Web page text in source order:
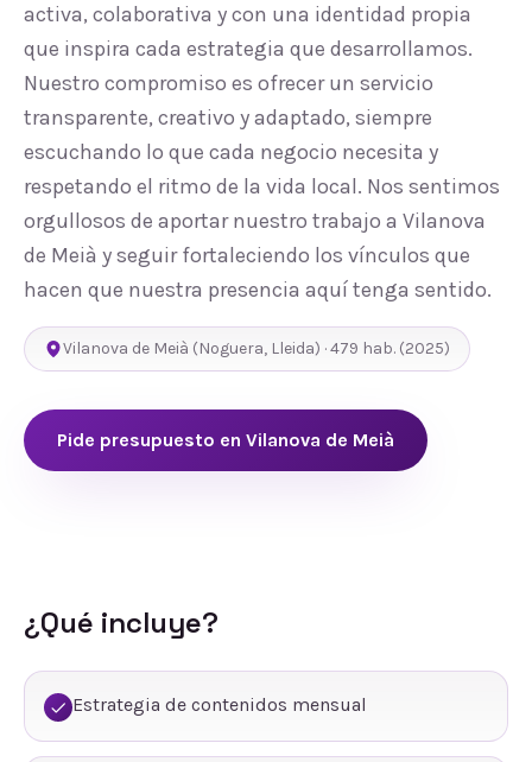
activa, colaborativa y con una identidad propia
que inspira cada estrategia que desarrollamos.
Nuestro compromiso es ofrecer un servicio
transparente, creativo y adaptado, siempre
escuchando lo que cada negocio necesita y
respetando el ritmo de la vida local. Nos sentimos
orgullosos de aportar nuestro trabajo a Vilanova
de Meià y seguir fortaleciendo los vínculos que
hacen que nuestra presencia aquí tenga sentido.
Vilanova de Meià (Noguera, Lleida) ·479 hab. (2025)
Pide presupuesto en Vilanova de Meià
¿Qué incluye?
Estrategia de contenidos mensual